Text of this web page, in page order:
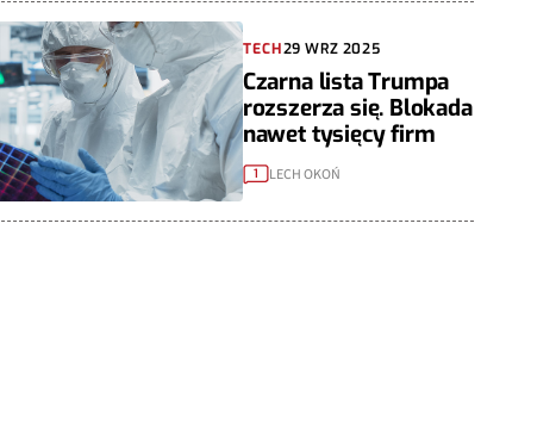
TECH29 WRZ 2025
Czarna lista Trumpa
rozszerza się. Blokada
nawet tysięcy firm
1 LECH OKOŃ